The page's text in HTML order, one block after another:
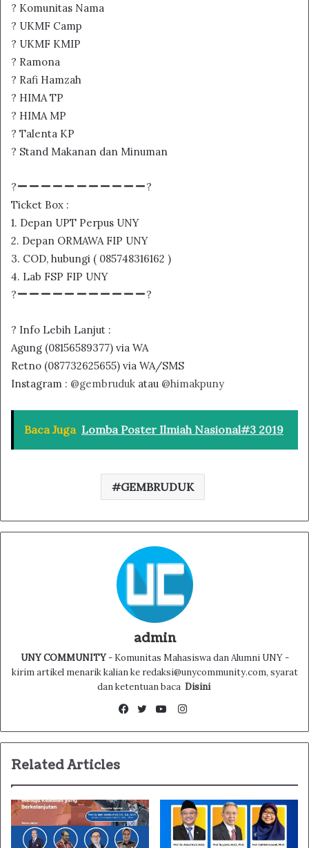
? Komunitas Nama
? UKMF Camp
? UKMF KMIP
? Ramona
? Rafi Hamzah
? HIMA TP
? HIMA MP
? Talenta KP
? Stand Makanan dan Minuman
?
?
Ticket Box :
1. Depan UPT Perpus UNY
2. Depan ORMAWA FIP UNY
3. COD, hubungi ( 085748316162 )
4. Lab FSP FIP UNY
?
?
? Info Lebih Lanjut :
Agung (08156589377) via WA
Retno (087732625655) via WA/SMS
Instagram : @gembruduk atau @himakpuny
Baca Juga Lomba Poster Ilmiah Nasional#3 2019
GEMBRUDUK
admin
UNY COMMUNITY- Komunitas Mahasiswa dan Alumni UNY -
kirim artikel menarik kalian ke redaksi@unycommunity.com, syarat
dan ketentuan baca Disini
Instagram
Related Articles